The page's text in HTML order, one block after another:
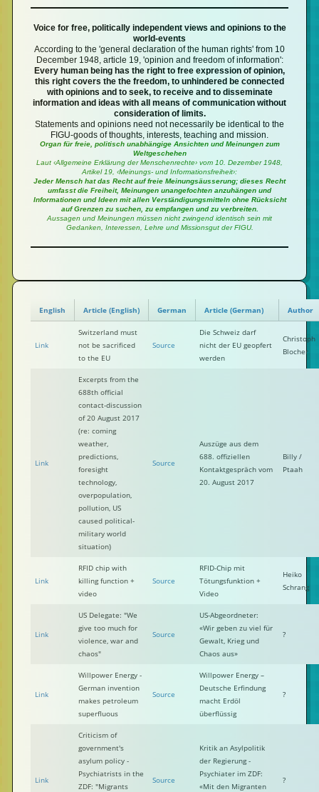
Voice for free, politically independent views and opinions to the
world-events
According to the 'general declaration of the human rights' from 10
December 1948, article 19, 'opinion and freedom of information':
Every human being has the right to free expression of opinion,
this right covers the the freedom, to unhindered be connected
with opinions and to seek, to receive and to disseminate
information and ideas with all means of communication without
consideration of limits.
Statements and opinions need not necessarily be identical to the
FIGU-goods of thoughts, interests, teaching and mission.
Organ für freie, politisch unabhängige Ansichten und Meinungen zum
Weltgeschehen
Laut ‹Allgemeine Erklärung der Menschenrechte› vom 10. Dezember 1948,
Artikel 19, ‹Meinungs- und Informationsfreiheit›:
Jeder Mensch hat das Recht auf freie Meinungsäusserung; dieses Recht
umfasst die Freiheit, Meinungen unangefochten anzuhängen und
Informationen und Ideen mit allen Verständigungsmitteln ohne Rücksicht
auf Grenzen zu suchen, zu empfangen und zu verbreiten.
Aussagen und Meinungen müssen nicht zwingend identisch sein mit
Gedanken, Interessen, Lehre und Missionsgut der FIGU.
English Article (English) German Article (German) Author
Link
Switzerland must
not be sacrificed
to the EU
Source
Die Schweiz darf
nicht der EU geopfert
werden
Christoph
Blocher
Link
Excerpts from the
688th official
contact-discussion
of 20 August 2017
(re: coming
weather,
predictions,
foresight
technology,
overpopulation,
pollution, US
caused political-
military world
situation)
Source
Auszüge aus dem
688. offiziellen
Kontaktgespräch vom
20. August 2017
Billy /
Ptaah
Link
RFID chip with
killing function +
video
Source
RFID-Chip mit
Tötungsfunktion +
Video
Heiko
Schrang
Link
US Delegate: "We
give too much for
violence, war and
chaos"
Source
US-Abgeordneter:
«Wir geben zu viel für
Gewalt, Krieg und
Chaos aus»
?
Link
Willpower Energy -
German invention
makes petroleum
superfluous
Source
Willpower Energy –
Deutsche Erfindung
macht Erdöl
überflüssig
?
Link
Criticism of
government's
asylum policy -
Psychiatrists in the
ZDF: "Migrants
Source
Kritik an Asylpolitik
der Regierung -
Psychiater im ZDF:
«Mit den Migranten
?